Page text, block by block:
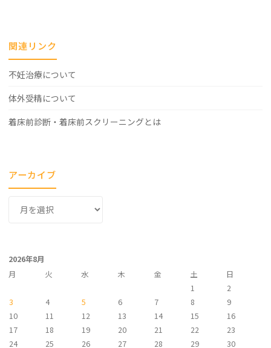
関連リンク
不妊治療について
体外受精について
着床前診断・着床前スクリーニングとは
アーカイブ
ブ
2026年8月
月
火 水 木 金 土
日
1
2
3
4 5 6 7 8
9
10
11 12 13 14 15
16
17
18 19 20 21 22
23
24
25 26 27 28 29
30